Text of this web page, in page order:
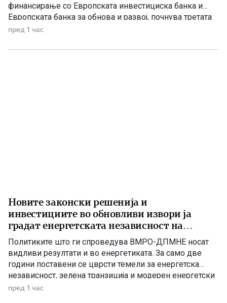
финансирање со Европската инвестициска банка и
Европската банка за обнова и развој, почнува третата
фаза од финансирањето на железничката делница
8. На потпишувањето во Владата присуствуваа
пред 1 час
Новите законски решенија и
инвестициите во обновливи извори ја
градат енергетската независност на
Македонија
Политиките што ги спроведува ВМРО-ДПМНЕ носат
видливи резултати и во енергетиката. За само две
години поставени се цврсти темели за енергетска
независност, зелена транзиција и модерен енергетски
систем кој ќе обезбеди сигурност, нови инвестиции и
пред 1 час